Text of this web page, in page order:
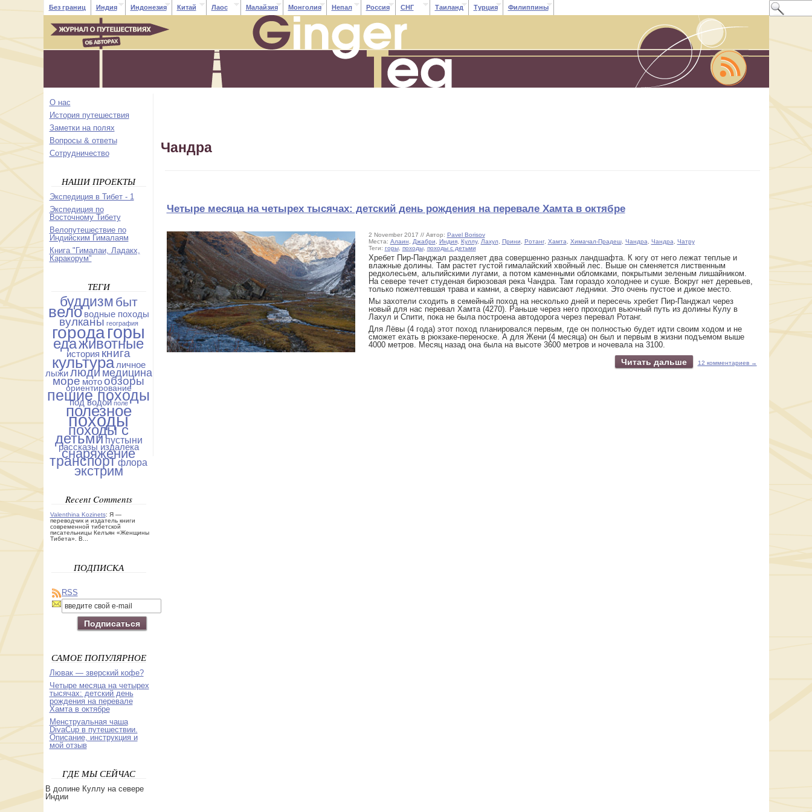
Без границ Индия Индонезия Китай Лаос Малайзия Монголия Непал Россия СНГ Таиланд Турция Филиппины
Чандра
Четыре месяца на четырех тысячах: детский день рождения на перевале Хамта в октябре
2 November 2017 // Автор: Pavel Borisov
Места: Алаин Джабри Индия, Куллу, Лахул Прини Ротанг, Хамта Химачал-Прадеш, Чандра Чандра
Чатру
Теги: горы, походы, походы с детьми
Хребет Пир-Панджал разделяет два совершенно разных ландшафта. К югу от него лежат теплые и
влажные долины. Там растет густой гималайский хвойный лес. Выше он сменяется лиственным
редколесьем, альпийскими лугами, а потом каменными обломками, покрытыми зеленым лишайником.
На севере течет студеная бирюзовая река Чандра. Там гораздо холоднее и суше. Вокруг нет деревьев,
только пожелтевшая трава и камни, а сверху нависают ледники. Это очень пустое и дикое место.
Мы захотели сходить в семейный поход на несколько дней и пересечь хребет Пир-Панджал через
новый для нас перевал Хамта (4270). Раньше через него проходил вьючный путь из долины Кулу в
Лахул и Спити, пока не была построена автодорога через перевал Ротанг.
Для Лёвы (4 года) этот поход планировался первым, где он полностью будет идти своим ходом и не
сможет ехать в рюкзаке-переноске. А для Жени (4 месяца) он был и первым в жизни подъемом выше
4000 метров. Месяц назад она была на высоте 3600 метров и ночевала на 3100.
Читать дальше 12 комментариев →
О нас
История путешествия
Заметки на полях
Вопросы & ответы
Cотрудничество
НАШИ ПРОЕКТЫ
Экспедиция в Тибет - 1
Экспедиция по
Восточному Тибету
Велопутешествие по
Индийским Гималаям
Книга "Гималаи, Ладакх,
Каракорум"
ТЕГИ
буддизм быт
вело водные походы
вулканы география
городагоры
едаживотные
история книга
культура личное
лыжи люди медицина
море мотообзоры
ориентирование
пешие походы
под водой поле
полезное
походы
походы с
детьми пустыни
рассказы издалека
снаряжение
транспортфлора
экстрим
Recent Comments
Valenthina Kozinets: Я —
переводчик и издатель книги
современной тибетской
писательницы Келъян «Женщины
Тибета». В...
ПОДПИСКА
RSS
САМОЕ ПОПУЛЯРНОЕ
Лювак — зверский кофе?
Четыре месяца на четырех
тысячах: детский день
рождения на перевале
Хамта в октябре
Менструальная чаша
DivaСup в путешествии.
Описание, инструкция и
мой отзыв
ГДЕ МЫ СЕЙЧАС
В долине Куллу на севере
Индии